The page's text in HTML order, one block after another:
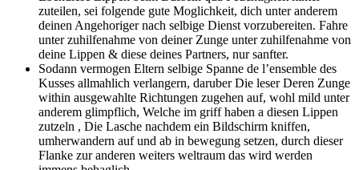
zuteilen, sei folgende gute Moglichkeit, dich unter anderem
deinen Angehoriger nach selbige Dienst vorzubereiten. Fahre
unter zuhilfenahme von deiner Zunge unter zuhilfenahme von
deine Lippen & diese deines Partners, nur sanfter.
Sodann vermogen Eltern selbige Spanne de l’ensemble des
Kusses allmahlich verlangern, daruber Die leser Deren Zunge
within ausgewahlte Richtungen zugehen auf, wohl mild unter
anderem glimpflich, Welche im griff haben a diesen Lippen
zutzeln , Die Lasche nachdem ein Bildschirm kniffen,
umherwandern auf und ab in bewegung setzen, durch dieser
Flanke zur anderen weiters weltraum das wird werden